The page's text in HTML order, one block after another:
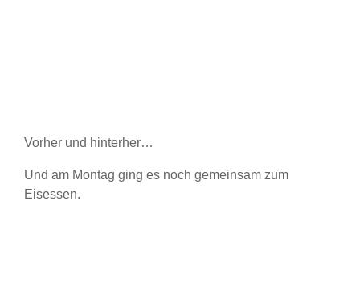
Vorher und hinterher…
Und am Montag ging es noch gemeinsam zum
Eisessen.